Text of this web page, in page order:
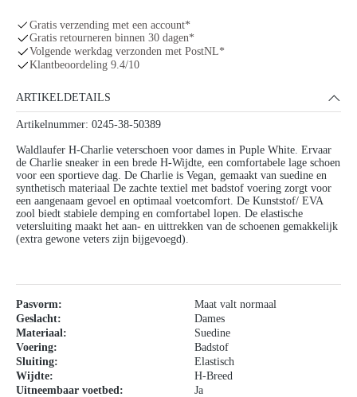
Gratis verzending met een account*
Gratis retourneren binnen 30 dagen*
Volgende werkdag verzonden met PostNL*
Klantbeoordeling 9.4/10
ARTIKELDETAILS
Artikelnummer: 0245-38-50389
Waldlaufer H-Charlie veterschoen voor dames in Puple White. Ervaar
de Charlie sneaker in een brede H-Wijdte, een comfortabele lage schoen
voor een sportieve dag. De Charlie is Vegan, gemaakt van suedine en
synthetisch materiaal De zachte textiel met badstof voering zorgt voor
een aangenaam gevoel en optimaal voetcomfort. De Kunststof/ EVA
zool biedt stabiele demping en comfortabel lopen. De elastische
vetersluiting maakt het aan- en uittrekken van de schoenen gemakkelijk
(extra gewone veters zijn bijgevoegd).
Pasvorm:
Maat valt normaal
Geslacht:
Dames
Materiaal:
Suedine
Voering:
Badstof
Sluiting:
Elastisch
Wijdte:
H-Breed
Uitneembaar voetbed:
Ja